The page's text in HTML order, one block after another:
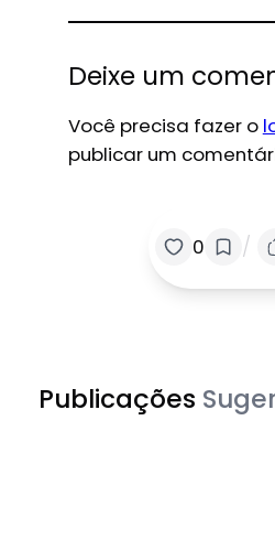
Deixe um
Você precisa fazer o
publicar um
0 /
Publicações